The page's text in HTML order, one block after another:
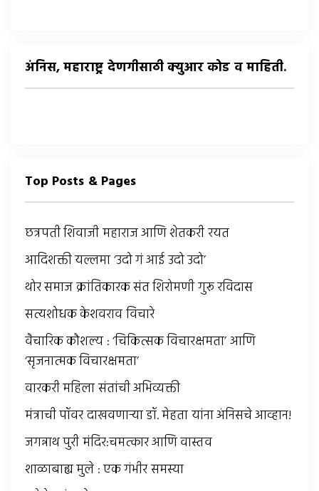
अंनिस, महाराष्ट्र देणगीसाठी क्युआर कोड व माहिती.
Top Posts & Pages
छत्रपती शिवाजी महाराज आणि शेतकरी रयत
आदिशक्ती यल्लमा ‘उदो गं आई उदो उदो’
थोर समाज क्रांतिकारक संत शिरोमणी गुरू रविदास
सत्यशोधक केशवराव विचारे
वैचारिक कौशल्य : ‘चिकित्सक विचारक्षमता’ आणि
‘सृजनात्मक विचारक्षमता’
वारकरी महिला संतांची अभिव्यक्ती
मंत्राची पॉवर दाखवणार्‍या डॉ. मेहता यांना अंनिसचे आव्हान!
जगन्नाथ पुरी मंदिर:चमत्कार आणि वास्तव
शाळाबाह्य मुले : एक गंभीर समस्या